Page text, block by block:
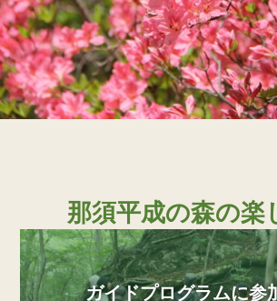
那須平成の森の楽
ガイドプログラムに参